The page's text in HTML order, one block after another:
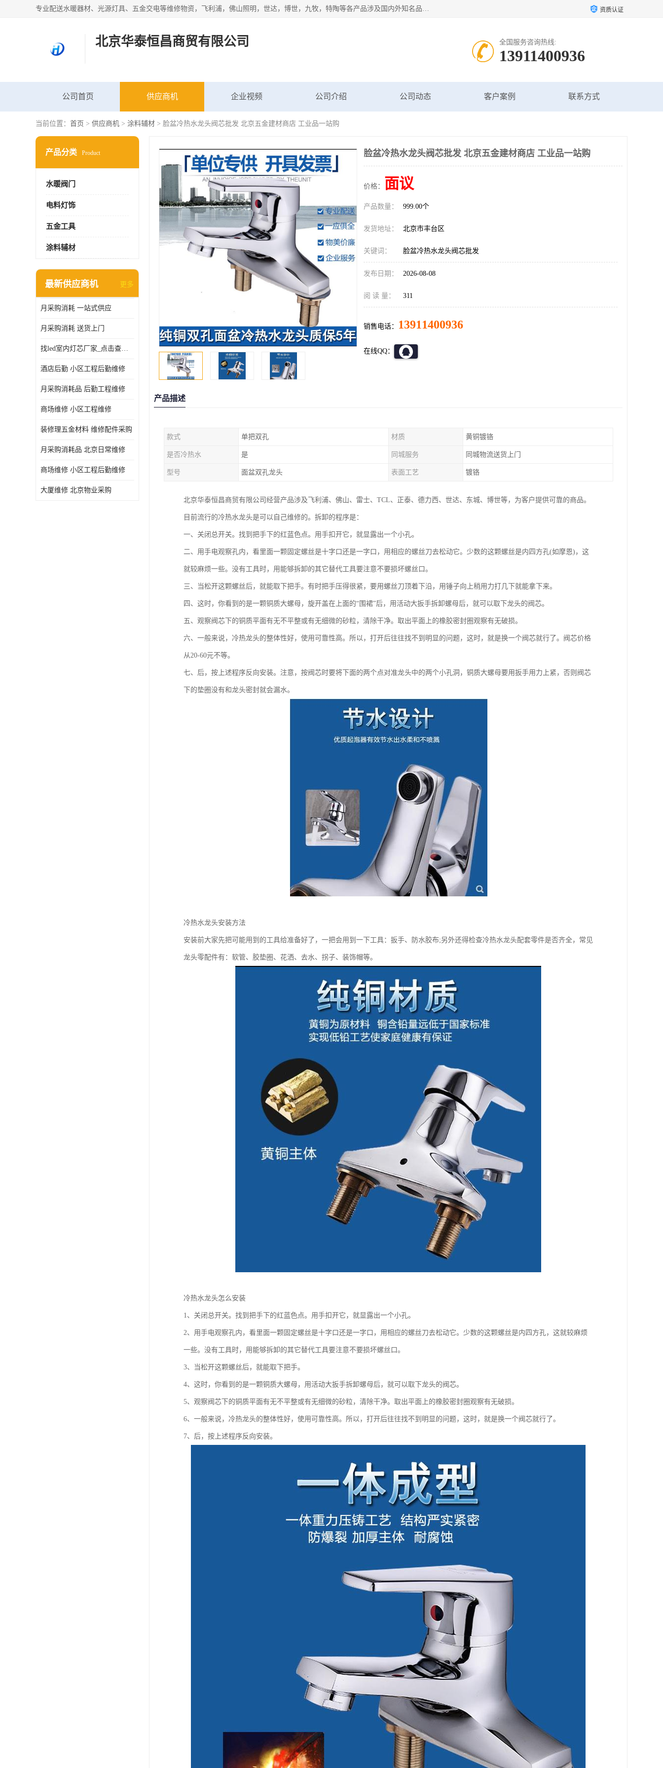
专业配送水暖器材、光源灯具、五金交电等维修物资，飞利浦，佛山照明，世达，博世，九牧，特陶等各产品涉及国内外知名品牌。公司专注与物业、学校、酒店、工厂等单位合作，提供一站式配送服务，降低客户综合成本。依托电子商务改变传统模式，以专业的团队为客户提供24H物资配送到达，货到月结、统一开票，便捷退换等服务，提高了企业的运营效率。 资质认证
北京华泰恒昌商贸有限公司 全国服务咨询热线:
13911400936
公司首页 供应商机 企业视频 公司介绍 公司动态 客户案例 联系方式
当前位置： 首页 > 供应商机 > 涂料辅材 > 脸盆冷热水龙头阀芯批发 北京五金建材商店 工业品一站购
产品分类 Product
水暖阀门
电料灯饰
五金工具
涂料辅材
最新供应商机 更多
月采购消耗 一站式供应
月采购消耗 送货上门
找led室内灯芯厂家_点击查看更多
酒店后勤 小区工程后勤维修
月采购消耗品 后勤工程维修
商场维修 小区工程维修
装修理五金材料 维修配件采购
月采购消耗品 北京日常维修
商场维修 小区工程后勤维修
大厦维修 北京物业采购
脸盆冷热水龙头阀芯批发 北京五金建材商店 工业品一站购
价格： 面议
产品数量： 999.00个
发货地址： 北京市丰台区
关键词： 脸盆冷热水龙头阀芯批发
发布日期： 2026-08-08
阅 读 量： 311
销售电话： 13911400936
在线QQ：
产品描述
款式 单把双孔 材质 黄铜镀铬
是否冷热水 是 同城服务 同城物流送货上门
型号 面盆双孔龙头 表面工艺 镀铬
北京华泰恒昌商贸有限公司经营产品涉及飞利浦、佛山、雷士、TCL、正泰、德力西、世达、东城、博世等，为客户提供可靠的商品。
目前流行的冷热水龙头是可以自己维修的。拆卸的程序是：
一、关闭总开关。找到把手下的红蓝色点。用手扣开它，就显露出一个小孔。
二、用手电观察孔内，看里面一颗固定螺丝是十字口还是一字口，用相应的螺丝刀去松动它。少数的这颗螺丝是内四方孔(如摩恩)，这
就较麻烦一些。没有工具时，用能够拆卸的其它替代工具要注意不要损坏螺丝口。
三、当松开这颗螺丝后，就能取下把手。有时把手压得很紧，要用螺丝刀顶着下沿，用锤子向上稍用力打几下就能拿下来。
四、这时，你看到的是一颗铜质大螺母，旋开盖在上面的“围裙”后，用活动大扳手拆卸螺母后，就可以取下龙头的阀芯。
五、观察阀芯下的铜质平面有无不平整或有无细微的砂粒，清除干净。取出平面上的橡胶密封圈观察有无破损。
六、一般来说，冷热龙头的整体性好，使用可靠性高。所以，打开后往往找不到明显的问题，这时，就是换一个阀芯就行了。阀芯价格
从20-60元不等。
七、后，按上述程序反向安装。注意，按阀芯时要将下面的两个点对准龙头中的两个小孔洞，铜质大螺母要用扳手用力上紧，否则阀芯
下的垫圈没有和龙头密封就会漏水。
冷热水龙头安装方法
安装前大家先把可能用到的工具给准备好了，一把会用到一下工具：扳手、防水胶布;另外还得检查冷热水龙头配套零件是否齐全，常见
龙头零配件有：软管、胶垫圈、花洒、去水、拐子、装饰帽等。
冷热水龙头怎么安装
1、关闭总开关。找到把手下的红蓝色点。用手扣开它，就显露出一个小孔。
2、用手电观察孔内，看里面一颗固定螺丝是十字口还是一字口，用相应的螺丝刀去松动它。少数的这颗螺丝是内四方孔，这就较麻烦
一些。没有工具时，用能够拆卸的其它替代工具要注意不要损坏螺丝口。
3、当松开这颗螺丝后，就能取下把手。
4、这时，你看到的是一颗铜质大螺母，用活动大扳手拆卸螺母后，就可以取下龙头的阀芯。
5、观察阀芯下的铜质平面有无不平整或有无细微的砂粒，清除干净。取出平面上的橡胶密封圈观察有无破损。
6、一般来说，冷热龙头的整体性好，使用可靠性高。所以，打开后往往找不到明显的问题，这时，就是换一个阀芯就行了。
7、后，按上述程序反向安装。